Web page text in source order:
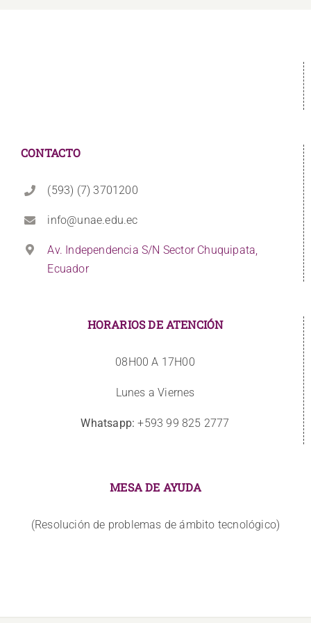
CONTACTO
(593) (7) 3701200
info@unae.edu.ec
Av. Independencia S/N Sector Chuquipata,
Ecuador
HORARIOS DE ATENCIÓN
08H00 A 17H00
Lunes a Viernes
Whatsapp: +593 99 825 2777
MESA DE AYUDA
(Resolución de problemas de ámbito tecnológico)